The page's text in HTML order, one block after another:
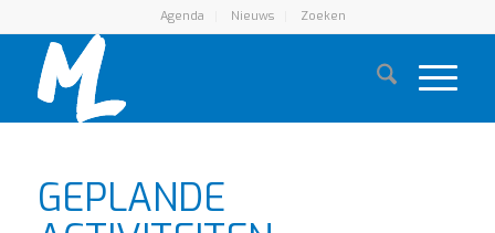
Agenda Nieuws Zoeken
GEPLANDE